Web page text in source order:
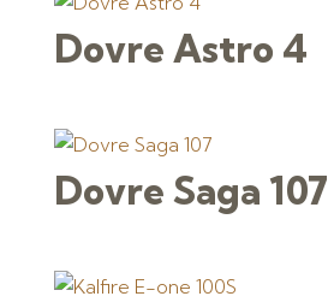
Dovre Astro 4
Dovre Saga 107